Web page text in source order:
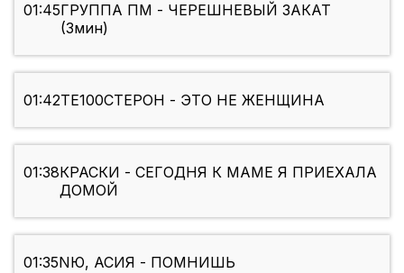
01:45ГРУППА ПМ - ЧЕРЕШНЕВЫЙ ЗАКАТ
(3мин)
01:42ТЕ100СТЕРОН - ЭТО НЕ ЖЕНЩИНА
01:38КРАСКИ - СЕГОДНЯ К МАМЕ Я ПРИЕХАЛА
ДОМОЙ
01:35NЮ, АСИЯ - ПОМНИШЬ